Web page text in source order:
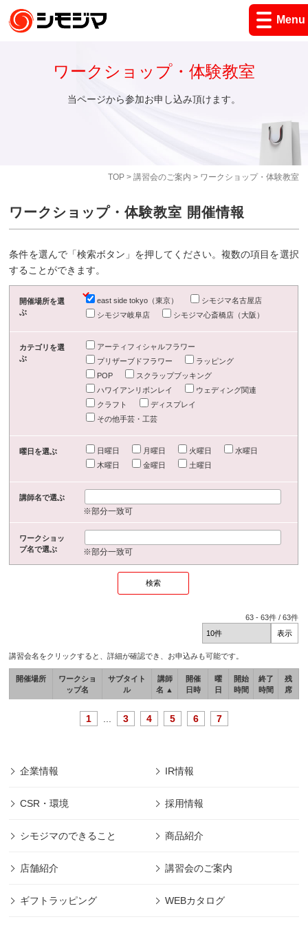
Menu
TOP> 講習会のご案内 > ワークショップ・体験教室
ワークショップ・体験教室
当ページから参加お申し込み頂けます。
ワークショップ・体験教室 開催情報
条件を選んで「検索ボタン」を押してください。複数の項目を選択
することができます。
開催場所を選
ぶ
east side tokyo（東京）
シモジマ名古屋店
シモジマ岐阜店
シモジマ心斎橋店（大阪）
カテゴリを選
ぶ
アーティフィシャルフラワー
プリザーブドフラワー
ラッピング
POP
スクラップブッキング
ハワイアンリボンレイ
ウェディング関連
クラフト
ディスプレイ
その他手芸・工芸
曜日を選ぶ 日曜日 月曜日 火曜日
水曜日
木曜日
金曜日 土曜日
講師名で選ぶ
※部分一致可
ワークショッ
プ名で選ぶ
※部分一致可
63 -63件 /63件
講習会名をクリックすると、詳細が確認でき、お申込みも可能です。
開催場所
ワークショ
ップ名
サブタイト
ル
講師
名 ▲
開催
日時
曜
日
開始
時間
終了
時間
残
席
1 3 4 5 6 7
企業情報 IR情報
CSR・環境 採用情報
シモジマのできること 商品紹介
店舗紹介 講習会のご案内
ギフトラッピング WEBカタログ